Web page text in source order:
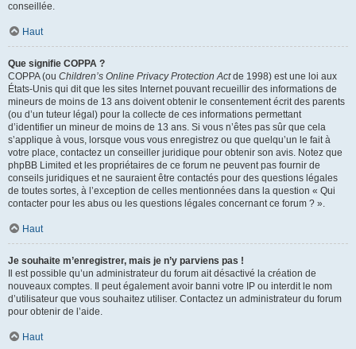
conseillée.
Haut
Que signifie COPPA ?
COPPA (ou Children’s Online Privacy Protection Actde 1998) est une loi aux
États-Unis qui dit que les sites Internet pouvant recueillir des informations de
mineurs de moins de 13 ans doivent obtenir le consentement écrit des parents
(ou d’un tuteur légal) pour la collecte de ces informations permettant
d’identifier un mineur de moins de 13 ans. Si vous n’êtes pas sûr que cela
s’applique à vous, lorsque vous vous enregistrez ou que quelqu’un le fait à
votre place, contactez un conseiller juridique pour obtenir son avis. Notez que
phpBB Limited et les propriétaires de ce forum ne peuvent pas fournir de
conseils juridiques et ne sauraient être contactés pour des questions légales
de toutes sortes, à l’exception de celles mentionnées dans la question « Qui
contacter pour les abus ou les questions légales concernant ce forum ? ».
Haut
Je souhaite m’enregistrer, mais je n’y parviens pas !
Il est possible qu’un administrateur du forum ait désactivé la création de
nouveaux comptes. Il peut également avoir banni votre IP ou interdit le nom
d’utilisateur que vous souhaitez utiliser. Contactez un administrateur du forum
pour obtenir de l’aide.
Haut